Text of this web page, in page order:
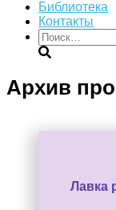
Библиотека
Контакты
Найти:
Архив
Лавка